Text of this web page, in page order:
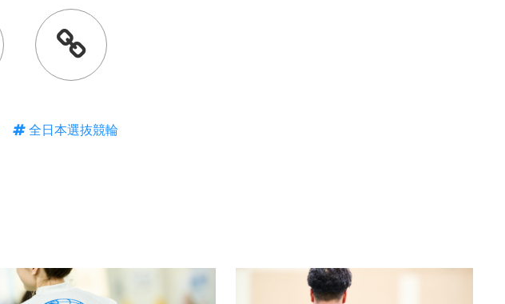
全日本選抜競輪